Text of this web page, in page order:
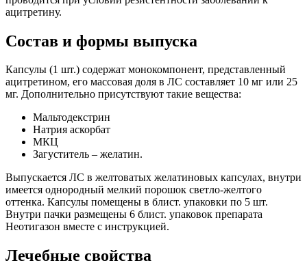
ацитретину.
Состав и формы выпуска
Капсулы (1 шт.) содержат монокомпонент, представленный
ацитретином, его массовая доля в ЛС составляет 10 мг или 25
мг. Дополнительно присутствуют такие вещества:
Мальтодекстрин
Натрия аскорбат
МКЦ
Загуститель – желатин.
Выпускается ЛС в желтоватых желатиновых капсулах, внутри
имеется однородный мелкий порошок светло-желтого
оттенка. Капсулы помещены в блист. упаковки по 5 шт.
Внутри пачки размещены 6 блист. упаковок препарата
Неотигазон вместе с инструкцией.
Лечебные свойства